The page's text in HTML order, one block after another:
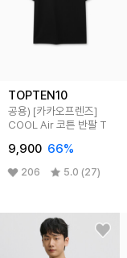
TOPTEN10
공용) [카카오프렌즈]
COOL Air 코튼 반팔 T
9,900 66%
206 5.0 (27)